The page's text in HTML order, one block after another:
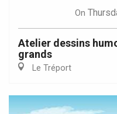
On
Atelier dessins
grands
Le Tréport